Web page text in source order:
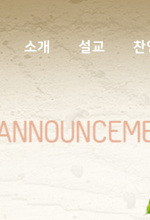
소개 설교 찬